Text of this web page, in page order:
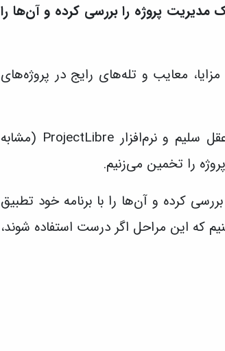
مدیریت پروژه را بررسی کرده و آن‌ها را
معایب و تله‌های رایج در پروژه‌های
ما با هم یک پروژه نمونه را تعریف می‌کنیم و ابتدا با استفاده از عقل سلیم و نرم‌افزار ProjectLibre (مشابه
کرده و آن‌ها را با برنامه خود تطبیق
که این مراحل اگر درست استفاده شوند،